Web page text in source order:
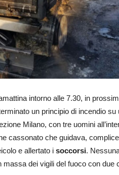
intorno alle 7.30, in
un principio di incendio
Milano, con tre uomini
cassonato che guidava,
e allertato i soccorsi.
dei vigili del fuoco con due